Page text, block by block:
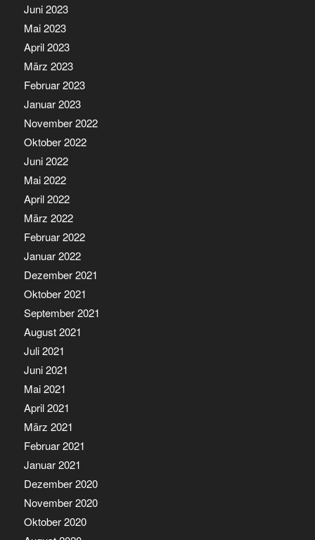
Juni 2023
Mai 2023
April 2023
März 2023
Februar 2023
Januar 2023
November 2022
Oktober 2022
Juni 2022
Mai 2022
April 2022
März 2022
Februar 2022
Januar 2022
Dezember 2021
Oktober 2021
September 2021
August 2021
Juli 2021
Juni 2021
Mai 2021
April 2021
März 2021
Februar 2021
Januar 2021
Dezember 2020
November 2020
Oktober 2020